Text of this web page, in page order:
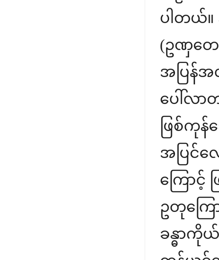
ပါတယ်။
(ဥဏှတေ
အပြန်အ
ပေါ်လာ
ဖြစ်ကုန်
အပြင်လ
ကြောင့်
ဥတုကြေ
ခန္ဓာကို